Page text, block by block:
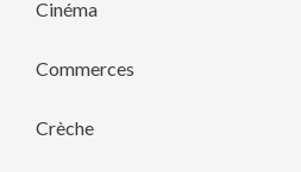
Cinéma
Commerces
Crèche